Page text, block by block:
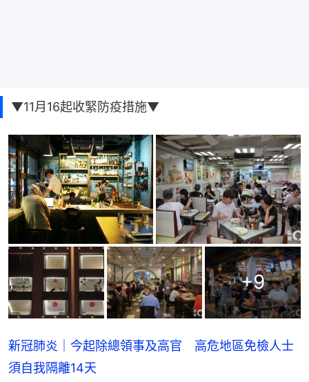
▼11月16起收緊防疫措施▼
+9
新冠肺炎｜今起除總領事及高官 高危地區免檢人士
須自我隔離14天